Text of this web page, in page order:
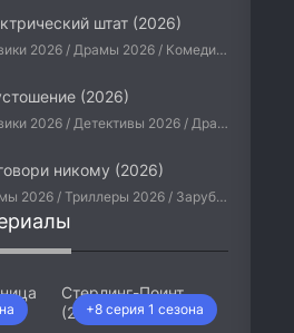
штат (2026)
Боевики 2026 / Драмы 2026 / Комедии 2026 / Приключения 2026 / Фантастические 2026 / Зарубежные фильмы 2026 / Американские фильмы / Фильмы 2026
(2026)
Боевики 2026 / Детективы 2026 / Драмы 2026 / Криминальные фильмы 2026 / Триллеры 2026 / Зарубежные фильмы 2026 / Американские фильмы / Фильмы 2026
никому (2026)
Драмы 2026 / Триллеры 2026 / Зарубежные фильмы 2026 / Американские фильмы / Фильмы 2026
+8 серия 1 сезона
Стерлинг-Поинт
(2026)